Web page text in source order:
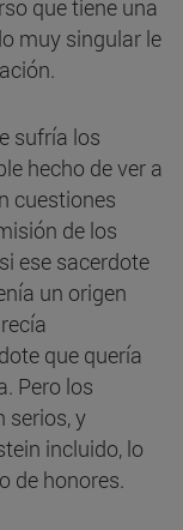
que tiene una
muy singular le
sufría los
hecho de ver a
cuestiones
de los
ese sacerdote
un origen
que quería
Pero los
serios, y
incluido, lo
de honores.